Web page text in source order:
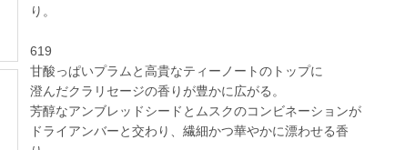
り。
619
甘酸っぱいプラムと高貴なティーノートのトップに
澄んだクラリセージの香りが豊かに広がる。
芳醇なアンブレッドシードとムスクのコンビネーションが
ドライアンバーと交わり、繊細かつ華やかに漂わせる香